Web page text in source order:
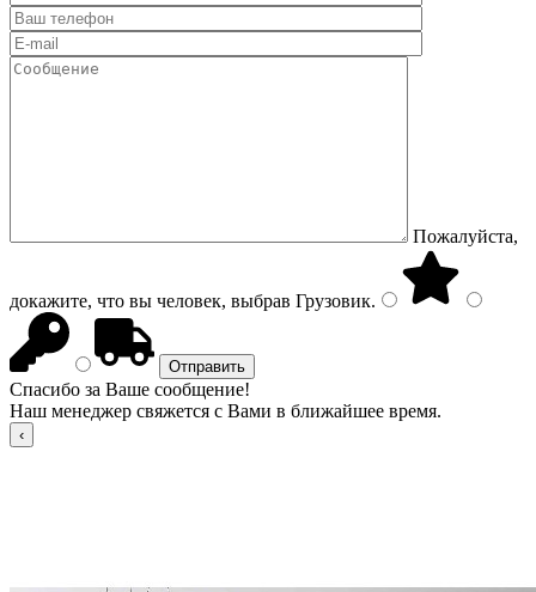
Пожалуйста,
докажите, что вы человек, выбрав Грузовик.
Спасибо за Ваше сообщение!
Наш менеджер свяжется с Вами в ближайшее время.